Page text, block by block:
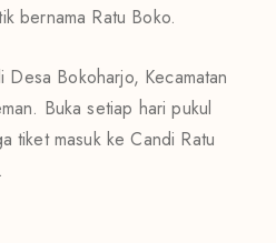
bernama Ratu Boko.
Bokoharjo, Kecamatan
Buka setiap hari pukul
masuk ke Candi Ratu